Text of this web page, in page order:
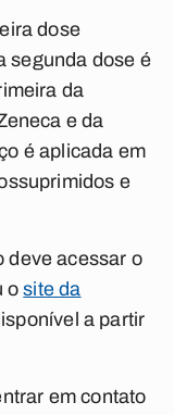
dose
segunda dose é
da
e da
é aplicada em
e
deve acessar o
osite da
a partir
em contato